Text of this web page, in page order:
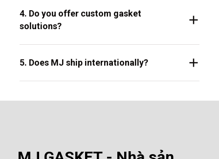
4. Do you offer custom gasket
solutions?
5. Does MJ ship internationally?